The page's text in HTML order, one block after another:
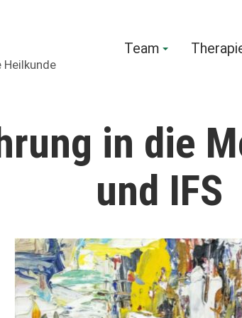
Team
in die
und IFS